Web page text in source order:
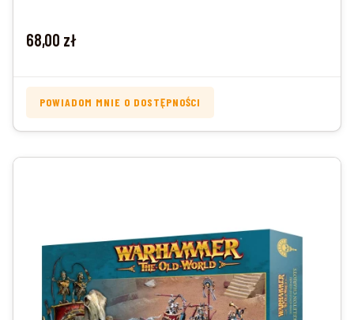
Cena
68,00 zł
POWIADOM MNIE O DOSTĘPNOŚCI